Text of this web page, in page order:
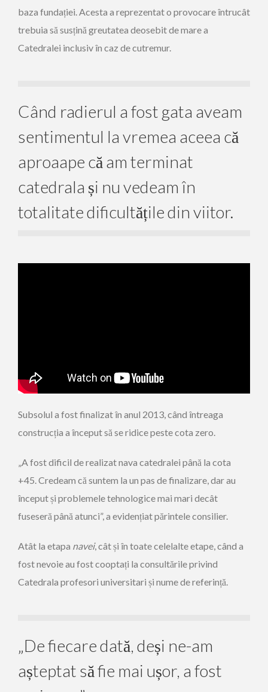
baza fundației. Acesta a reprezentat o provocare întrucât
trebuia să susțină greutatea deosebit de mare a
Catedralei inclusiv în caz de cutremur.
Când radierul a fost gata aveam
sentimentul la vremea aceea că
aproaape că am terminat
catedrala și nu vedeam în
totalitate dificultățile din viitor.
Subsolul a fost finalizat în anul 2013, când întreaga
construcția a început să se ridice peste cota zero.
„A fost dificil de realizat nava catedralei până la cota
+45. Credeam că suntem la un pas de finalizare, dar au
început și problemele tehnologice mai mari decât
fuseseră până atunci”, a evidențiat părintele consilier.
Atât la etapa navei, cât și în toate celelalte etape, când a
fost nevoie au fost cooptați la consultările privind
Catedrala profesori universitari și nume de referință.
„De fiecare dată, deși ne-am
așteptat să fie mai ușor, a fost